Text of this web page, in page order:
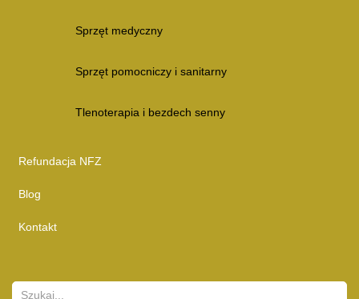
Sprzęt medyczny
Sprzęt pomocniczy i sanitarny
Tlenoterapia i bezdech senny
Refundacja NFZ
Blog
Kontakt